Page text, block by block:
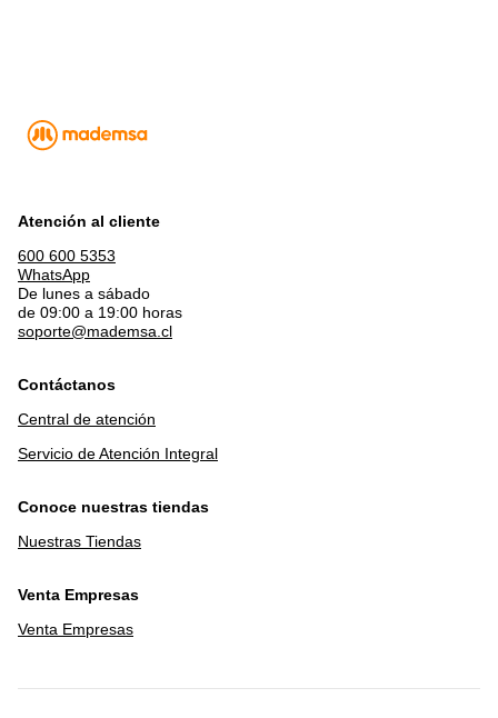
Atención al cliente
600 600 5353
WhatsApp
De lunes a sábado
de 09:00 a 19:00 horas
soporte@mademsa.cl
Contáctanos
Central de atención
Servicio de Atención Integral
Conoce nuestras tiendas
Nuestras Tiendas
Venta Empresas
Venta Empresas